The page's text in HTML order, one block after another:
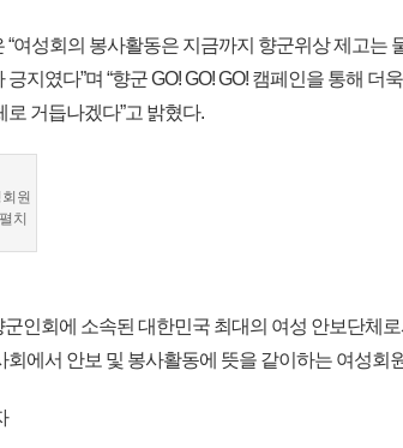
“여성회의 봉사활동은 지금까지 향군위상 제고는
지였다”며 “향군 GO! GO! GO! 캠페인을 통해 더
로 거듭나겠다”고 밝혔다.
원
치
인회에 소속된 대한민국 최대의 여성 안보단체
회에서 안보 및 봉사활동에 뜻을 같이하는 여성회